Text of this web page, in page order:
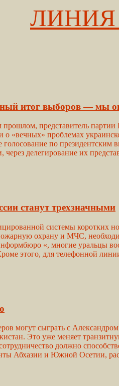
итог выборов — мы
представитель
о «вечных» проблемах
по
через делегирование их
станут трехзначными
системы коротких
охрану и МЧС,
«, многие уральцы
этого, для телефонной
могут сыграть с
Это уже меняет
должно
Абхазии и Южной Осетии,